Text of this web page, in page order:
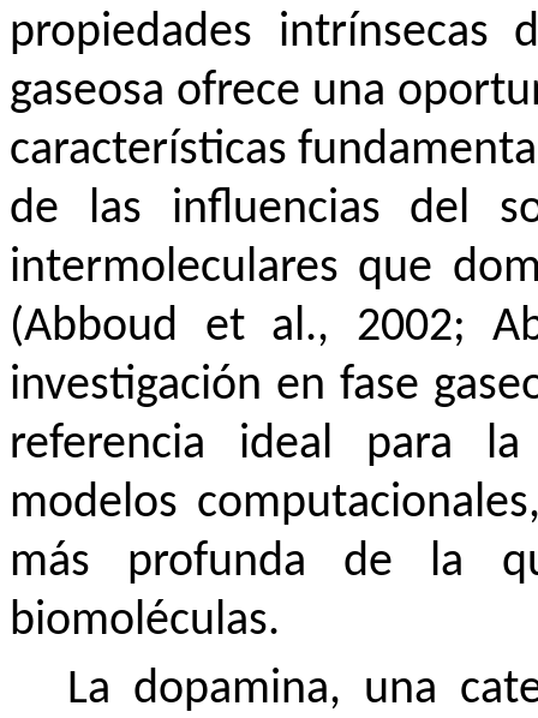
propiedades intrínsecas
gaseosa ofrece una
características
de las influencias del
intermoleculares que
(Abboud et al., 2002;
investigación en fase
referencia ideal para
modelos
más profunda de la
biomoléculas.
La dopamina, una